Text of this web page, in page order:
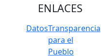
ENLACES
DatosTransparencia
para el
Pueblo